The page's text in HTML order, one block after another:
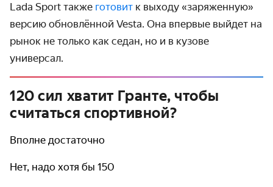
Lada Sport также готовит к выходу «заряженную»
версию обновлённой Vesta. Она впервые выйдет на
рынок не только как седан, но и в кузове
универсал.
120 сил хватит Гранте, чтобы
считаться спортивной?
Вполне достаточно
Нет, надо хотя бы 150